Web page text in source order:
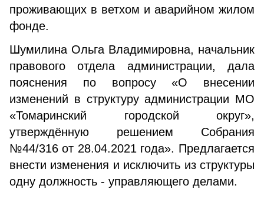
проживающих в ветхом и аварийном жилом
фонде.
Шумилина Ольга Владимировна, начальник
правового отдела администрации, дала
пояснения по вопросу «О внесении
изменений в структуру администрации МО
«Томаринский городской округ»,
утверждённую решением Собрания
№44/316 от 28.04.2021 года». Предлагается
внести изменения и исключить из структуры
одну должность - управляющего делами.